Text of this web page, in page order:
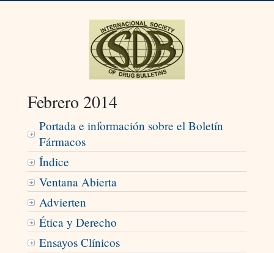
Febrero 2014
Portada e información sobre el Boletín
Fármacos
Índice
Ventana Abierta
Advierten
Ética y Derecho
Ensayos Clínicos